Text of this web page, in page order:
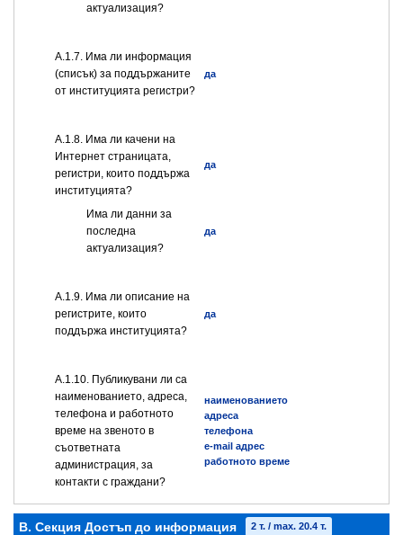
актуализация?
А.1.7. Има ли информация
(списък) за поддържаните
от институцията регистри?
да
А.1.8. Има ли качени на
Интернет страницата,
регистри, които поддържа
институцията?
да
Има ли данни за
последна
актуализация?
да
А.1.9. Има ли описание на
регистрите, които
поддържа институцията?
да
А.1.10. Публикувани ли са
наименованието, адреса,
телефона и работното
време на звеното в
съответната
администрация, за
контакти с граждани?
наименованието
адреса
телефона
e-mail адрес
работното време
B. Секция Достъп до информация 2 т. / max. 20.4 т.